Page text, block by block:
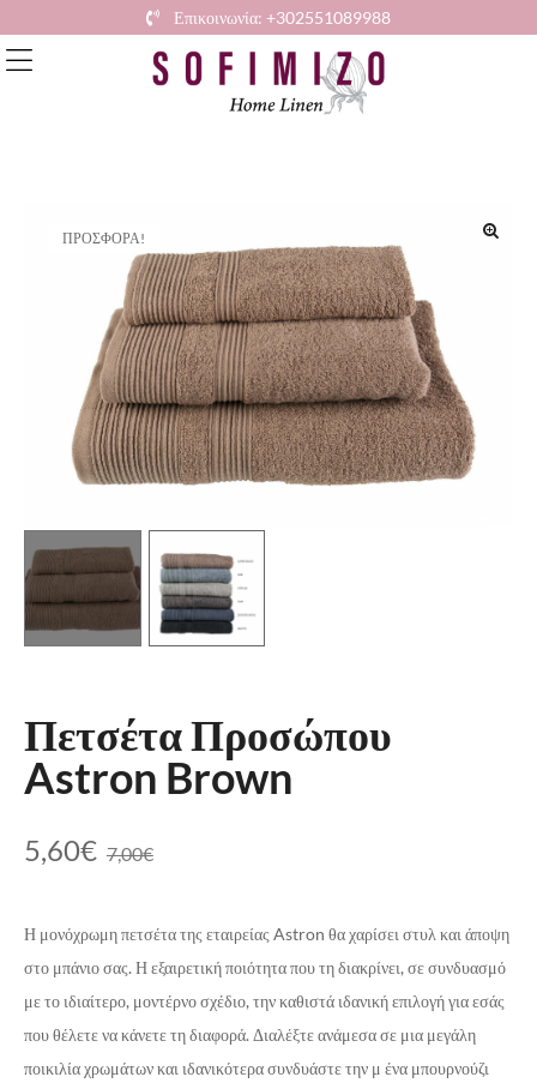
Επικοινωνία: +302551089988
ΠΡΟΣΦΟΡΆ!
Πετσέτα Προσώπου
Astron Brown
7,00€
5,60€
Η μονόχρωμη πετσέτα της εταιρείας Astron θα χαρίσει στυλ και άποψη
στο μπάνιο σας. Η εξαιρετική ποιότητα που τη διακρίνει, σε συνδυασμό
με το ιδιαίτερο, μοντέρνο σχέδιο, την καθιστά ιδανική επιλογή για εσάς
που θέλετε να κάνετε τη διαφορά. Διαλέξτε ανάμεσα σε μια μεγάλη
ποικιλία χρωμάτων και ιδανικότερα συνδυάστε την μ ένα μπουρνούζι